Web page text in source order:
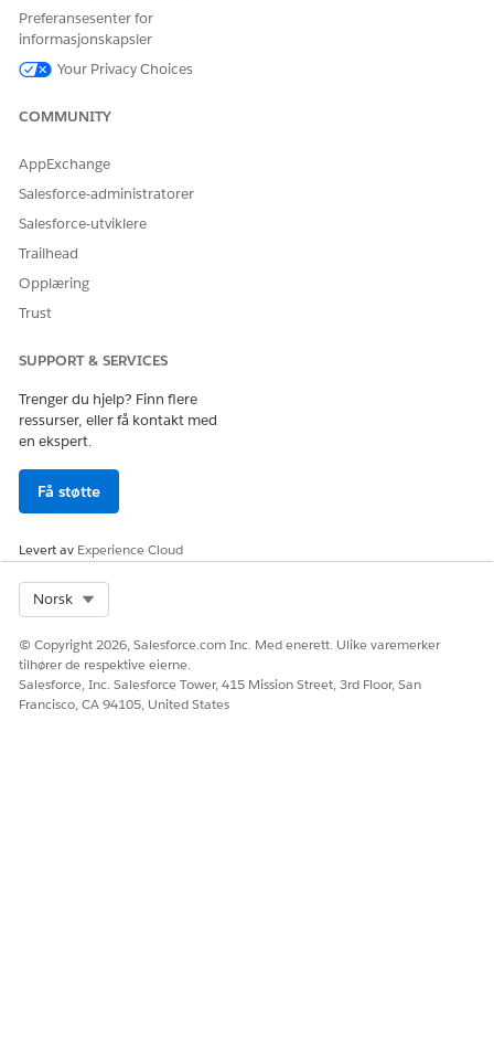
HJALP DENNE ARTIKKELEN MED Å LØSE PROBLEMET DITT?
La oss få vite det slik at vi kan forbedre!
Preferansesenter for
informasjonskapsler
Your Privacy Choices
COMMUNITY
AppExchange
Salesforce-administratorer
Salesforce-utviklere
Trailhead
Opplæring
Trust
SUPPORT & SERVICES
Trenger du hjelp? Finn flere
ressurser, eller få kontakt med
en ekspert.
Få støtte
Levert av Experience Cloud
Norsk
© Copyright 2026, Salesforce.com Inc. Med enerett. Ulike varemerker
tilhører de respektive eierne.
Salesforce, Inc. Salesforce Tower, 415 Mission Street, 3rd Floor, San
Francisco, CA 94105, United States